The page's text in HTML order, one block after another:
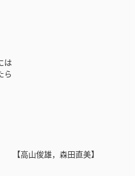
は
ら
【高山俊雄，森田直美】